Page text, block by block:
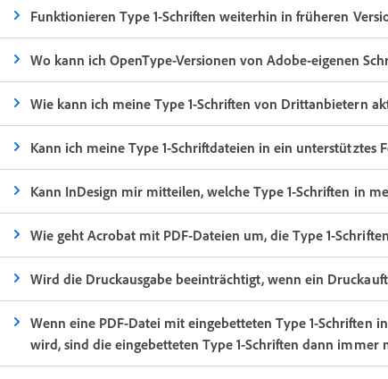
Funktionieren Type 1-Schriften weiterhin in früheren
Wo kann ich OpenType-Versionen von Adobe-eigenen
Wie kann ich meine Type 1-Schriften von Drittanbietern
Kann ich meine Type 1-Schriftdateien in ein unterstütztes
Kann InDesign mir mitteilen, welche Type 1-Schriften in
Wie geht Acrobat mit PDF-Dateien um, die Type 1-
Wird die Druckausgabe beeinträchtigt, wenn ein
Wenn eine PDF-Datei mit eingebetteten Type 1-
wird, sind die eingebetteten Type 1-Schriften dann